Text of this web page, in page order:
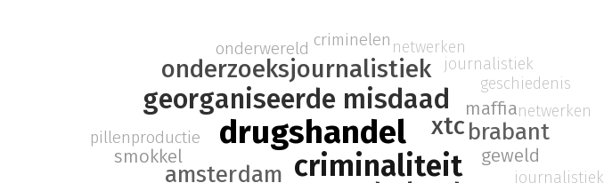
drugshandel
criminaliteit
georganiseerde misdaad
xtc
onderzoeksjournalistiek
amsterdam
brabant
maffia
geweld
smokkel
pillenproductie
onderwereld criminelen netwerken
journalistiek
geschiedenis
netwerken
journalistiek